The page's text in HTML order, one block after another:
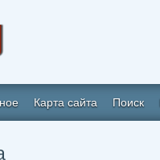
Карта сайта Поиск